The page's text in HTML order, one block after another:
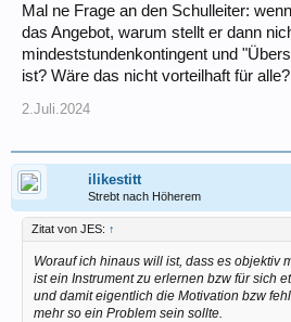
Mal ne Frage an den Schulleiter:
das Angebot, warum stellt er dann
mindeststundenkontingent und
ist? Wäre das nicht vorteilhaft für alle?
2.Juli.2024
ilikestitt
Strebt nach Höherem
Zitat von JES: ↑
Worauf ich hinaus will ist, dass es objektiv
ist ein Instrument zu erlernen bzw für sich
und damit eigentlich die Motivation bzw
mehr so ein Problem sein sollte.